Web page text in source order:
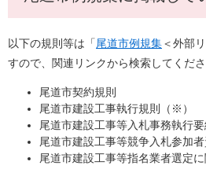
以下の規則等は「尾道市例規集＜外部
すので、関連リンクから検索してくださ
尾道市契約規則
尾道市建設工事執行規則（※）
尾道市建設工事等入札事務執行要
尾道市建設工事等競争入札参加
尾道市建設工事等指名業者選定